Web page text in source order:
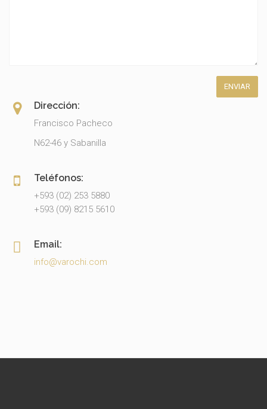
Dirección:
Francisco Pacheco
N62-46 y Sabanilla
Teléfonos:
+593 (02) 253 5880
+593 (09) 8215 5610
Email:
info@varochi.com